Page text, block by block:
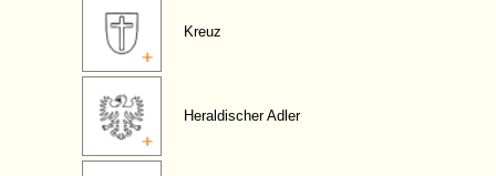
Kreuz
Heraldischer Adler